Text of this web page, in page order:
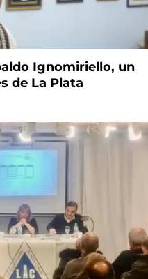
Ignomiriello, un
de La Plata